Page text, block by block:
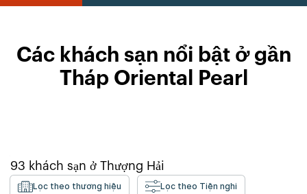
Các khách sạn nổi bật ở gần
Tháp Oriental Pearl
93 khách sạn ở Thượng Hải
Lọc theo thương hiệu Lọc theo Tiện nghi